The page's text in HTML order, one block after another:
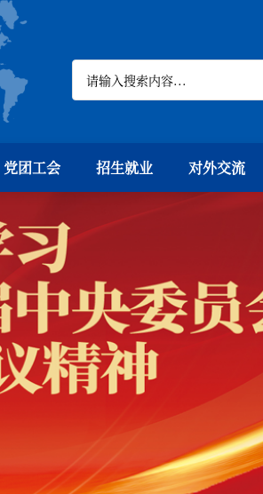
党团工会 招生就业 对外交流